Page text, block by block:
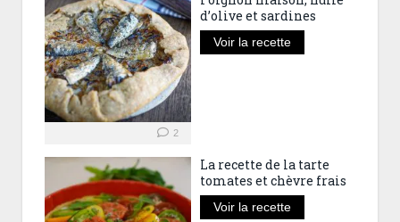
2
d’olive et sardines
Voir la recette
La recette de la tarte
tomates et chèvre frais
Voir la recette